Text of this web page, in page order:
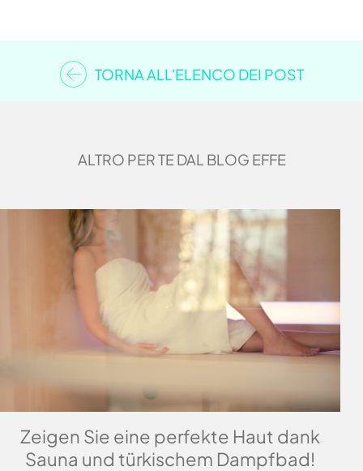
TORNA ALL'ELENCO DEI POST
ALTRO PER TE DAL BLOG EFFE
Zeigen Sie eine perfekte Haut dank
Sauna und türkischem Dampfbad!